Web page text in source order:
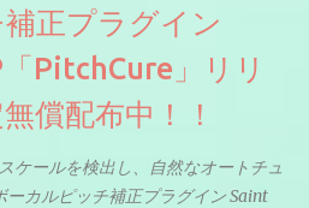
正プラグイン
PitchCure」リリ
償配布中！！
ケールを検出し、自然なオートチュ
カルピッチ補正プラグイン Saint